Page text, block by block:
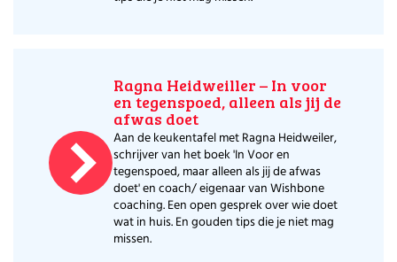
Ragna Heidweiller – In voor
en tegenspoed, alleen als jij de
afwas doet
Aan de keukentafel met Ragna Heidweiler,
schrijver van het boek 'In Voor en
tegenspoed, maar alleen als jij de afwas
doet' en coach/ eigenaar van Wishbone
coaching. Een open gesprek over wie doet
wat in huis. En gouden tips die je niet mag
missen.